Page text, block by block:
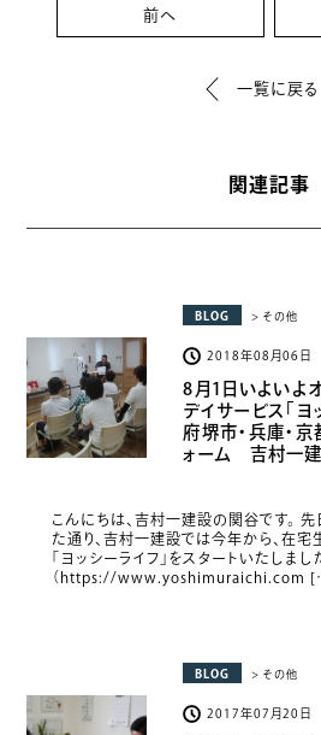
前へ
一覧に戻る
関連記事
BLOG > その他
2018年08月06日
8月1日いよいよ
デイサービス「ヨ
府堺市・兵庫・京
ォーム 吉村一
こんにちは、吉村一建設の関谷です。
た通り、吉村一建設では今年から、在
「ヨッシーライフ」をスタートいたしまし
（https://www.yoshimuraichi.com
BLOG > その他
2017年07月20日